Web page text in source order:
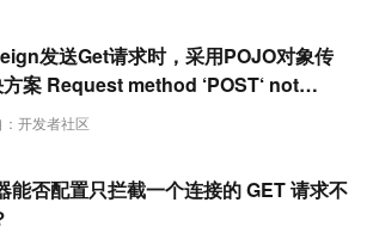
开发者社区
发送Get请求时，采用POJO对象传
案 Request method ‘POST‘ not
余好几个坑）（上）
否配置只拦截一个连接的 GET 请求不